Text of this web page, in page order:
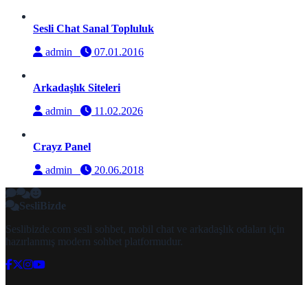
Sesli Chat Sanal Topluluk
admin
07.01.2016
Arkadaşlık Siteleri
admin
11.02.2026
Crayz Panel
admin
20.06.2018
SesliBizde
Seslibizde.com sesli sohbet, mobil chat ve arkadaşlık odaları için
hazırlanmış modern sohbet platformudur.